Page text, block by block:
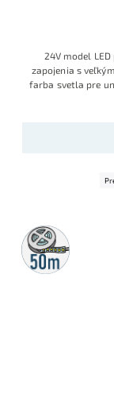
24V model
zapojenia s
farba svetla pre
50m
rolka